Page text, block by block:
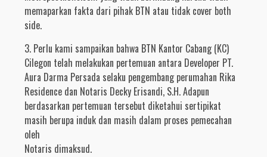
memaparkan fakta dari pihak BTN atau tidak cover both
side.
3. Perlu kami sampaikan bahwa BTN Kantor Cabang (KC)
Cilegon telah melakukan pertemuan antara Developer PT.
Aura Darma Persada selaku pengembang perumahan Rika
Residence dan Notaris Decky Erisandi, S.H. Adapun
berdasarkan pertemuan tersebut diketahui sertipikat
masih berupa induk dan masih dalam proses pemecahan
oleh
Notaris dimaksud.